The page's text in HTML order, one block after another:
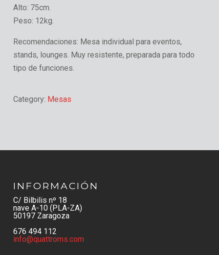
Alto: 75cm.
Peso: 12kg.
Recomendaciones: Mesa individual para eventos,
stands, lounges. Muy resistente, preparada para todo
tipo de funciones.
Category: Mesas
INFORMACIÓN
C/ Bilbilis nº 18
nave A-10 (PLA-ZA)
50197 Zaragoza
676 494 112
info@quattroms.com